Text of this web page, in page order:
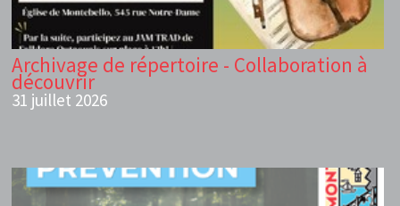
Archivage de répertoire - Collaboration à
découvrir
31 juillet 2026